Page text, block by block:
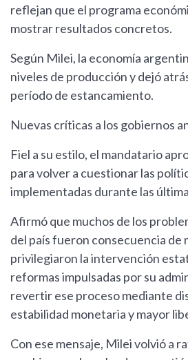
reflejan que el programa
mostrar resultados concretos.
Según Milei, la economía
niveles de producción y dejó
período de estancamiento.
Nuevas críticas a los gobiernos
Fiel a su estilo, el mandatario
para volver a cuestionar las
implementadas durante las
Afirmó que muchos de los
del país fueron consecuencia de
privilegiaron la intervención
reformas impulsadas por su
revertir ese proceso mediante
estabilidad monetaria y mayor
Con ese mensaje, Milei volvió a